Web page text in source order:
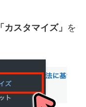
「カスタマイズ」 を